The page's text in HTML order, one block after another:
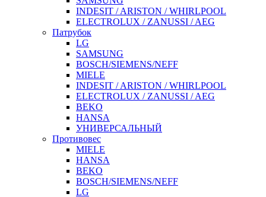
INDESIT / ARISTON / WHIRLPOOL
ELECTROLUX / ZANUSSI / AEG
Патрубок
LG
SAMSUNG
BOSCH/SIEMENS/NEFF
MIELE
INDESIT / ARISTON / WHIRLPOOL
ELECTROLUX / ZANUSSI / AEG
BEKO
HANSA
УНИВЕРСАЛЬНЫЙ
Противовес
MIELE
HANSA
BEKO
BOSCH/SIEMENS/NEFF
LG